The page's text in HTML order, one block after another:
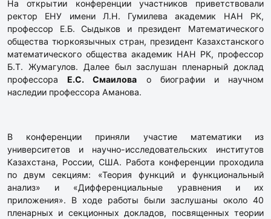
На открытии конференции участников приветствовали
ректор ЕНУ имени Л.Н. Гумилева академик НАН РК,
профессор Е.Б. Сыдыков и президент Математического
общества тюркоязычных стран, президент Казахстанского
математического общества академик НАН РК, профессор
Б.Т. Жумагулов. Далее был заслушан пленарный доклад
профессораЕ.С. Смаилова о биографии и научном
наследии профессора Аманова.
В конференции приняли участие математики из
университетов и научно-исследовательских институтов
Казахстана, России, США. Работа конференции проходила
по двум секциям: «Теория функций и функциональный
анализ» и «Дифференциальные уравнения и их
приложения». В ходе работы были заслушаны около 40
пленарных и секционных докладов, посвященных теории